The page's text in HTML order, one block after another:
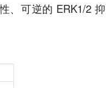
、可逆的 ERK1/2 抑